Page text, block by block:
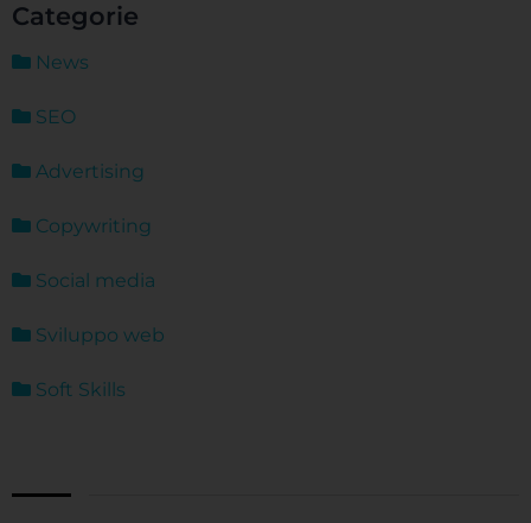
Categorie
News
SEO
Advertising
Copywriting
Social media
Sviluppo web
Soft Skills